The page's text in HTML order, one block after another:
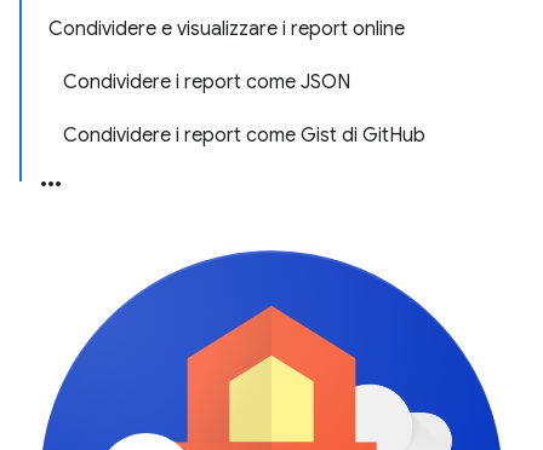
Condividere e visualizzare i report online
Condividere i report come JSON
Condividere i report come Gist di GitHub